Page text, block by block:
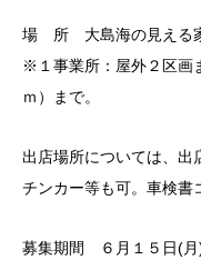
場 所 大島海の見える家
※１事業所：屋外２区画
ｍ）まで。
出店場所については、出
チンカー等も可。車検書
募集期間 ６月１５日(月